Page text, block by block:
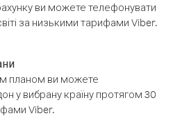
ви можете телефонувати
за низькими тарифами Viber.
планом ви можете
у вибрану країну протягом 30
Viber.